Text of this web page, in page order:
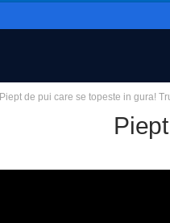
Piept de pui care se topeste in gura!